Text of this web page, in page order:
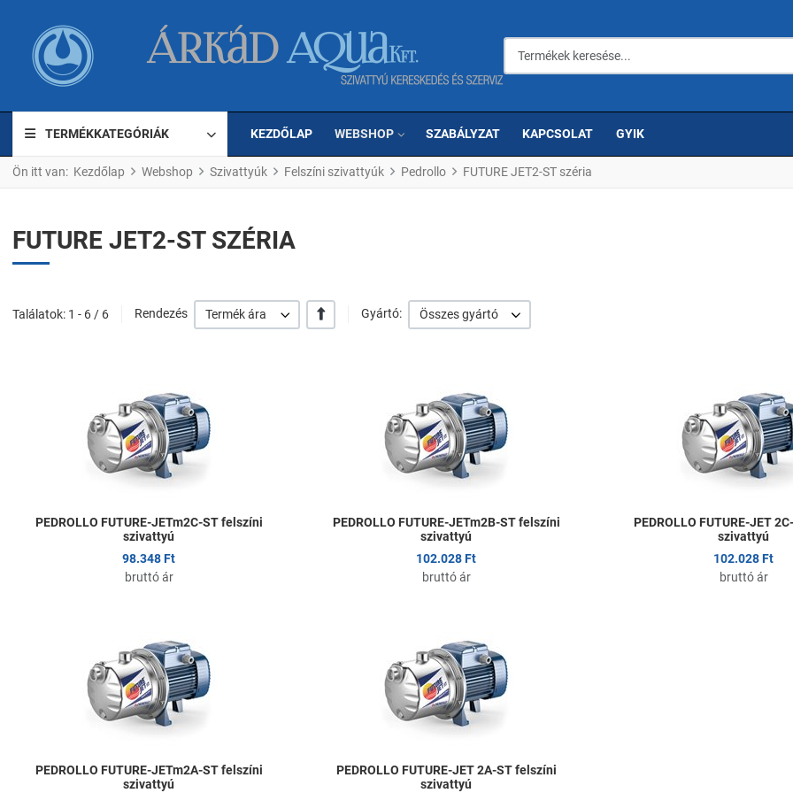
TERMÉKKATEGÓRIÁK KEZDŐLAP WEBSHOP SZABÁLYZAT KAPCSOLAT GYIK
Ön itt van: Kezdőlap Webshop Szivattyúk Felszíni szivattyúk Pedrollo FUTURE JET2-ST széria
FUTURE JET2-ST SZÉRIA
Találatok: 1 - 6 / 6 Rendezés Termék ára +/- Gyártó: Összes gyártó
PEDROLLO FUTURE-JETm2C-ST felszíni
szivattyú
98.348 Ft
bruttó ár
PEDROLLO FUTURE-JETm2B-ST felszíni
szivattyú
102.028 Ft
bruttó ár
PEDROLLO FUTURE-JET
szivattyú
102.028 Ft
bruttó ár
PEDROLLO FUTURE-JETm2A-ST felszíni
szivattyú
PEDROLLO FUTURE-JET 2A-ST felszíni
szivattyú